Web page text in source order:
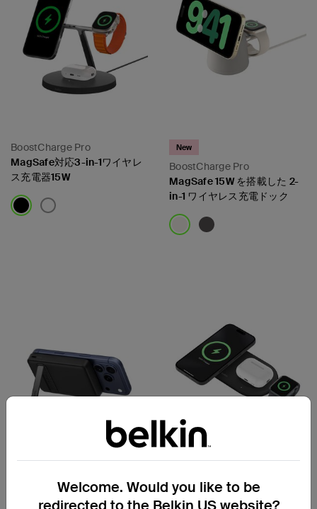
BoostCharge Pro
MagSafe対応3-in-1ワイヤレ
ス充電器15W
BoostCharge Pro
New
MagSafe 15W を搭載した 2-
in-1 ワイヤレス充電ドック
BoostCharge
Slim Magnetic Power Bank
BoostCharge Pro
Welcome. Would you like to be
redirected to the Belkin US website?